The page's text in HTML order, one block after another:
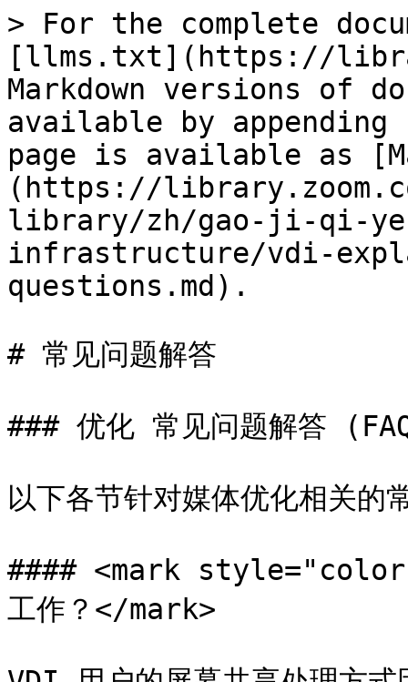
> For the complete
[llms.txt](https://
Markdown versions of
available by
page is available as
(https://
library/zh/gao-ji-qi-
infrastructure/vdi-
questions.md).
# 常见问题解答
### 优化 常见问题解答
以下各节针对媒体优化相关的
#### <mark style="color:
工作？</mark>